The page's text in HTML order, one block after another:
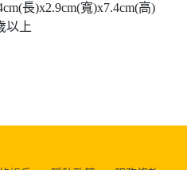
長)x2.9cm(寬)x7.4cm(高)
以上